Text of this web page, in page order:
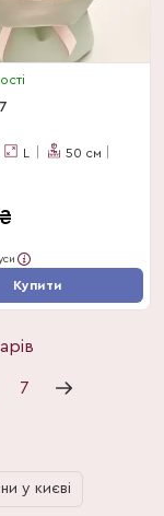
L 50 см
₴
Купити
7
у києві